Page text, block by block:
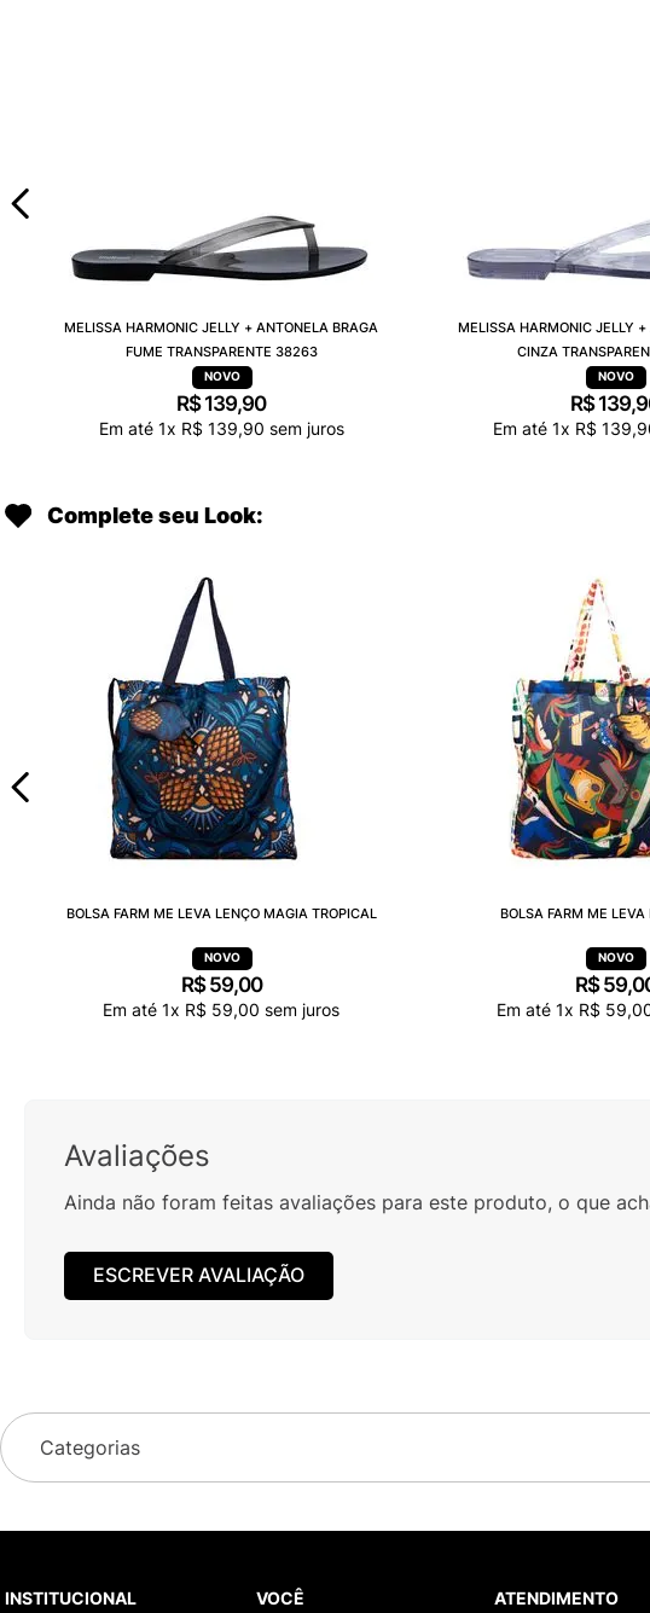
MELISSA HARMONIC JELLY + ANTONELA BRAGA
FUME TRANSPARENTE 38263
R$ 139,90
Em até 1x R$ 139,90 sem juros
MELISSA HARMONIC JELLY
CINZA
R$ 139,
Em até 1x R$ 139,
Complete seu Look:
BOLSA FARM ME LEVA LENÇO MAGIA TROPICAL
R$ 59,00
Em até 1x R$ 59,00 sem juros
BOLSA FARM ME
R$ 59,
Em até 1x R$ 59,
Avaliações
Ainda não foram feitas avaliações para este produto, o que
ESCREVER AVALIAÇÃO
Categorias
INSTITUCIONAL VOCÊ ATENDIMENTO